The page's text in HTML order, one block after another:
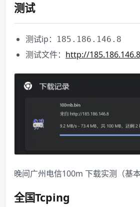
测试
测试ip： 185.186.146.8
测试文件： http://
晚间广州电信100m 下载实测（基本
全国Tcping